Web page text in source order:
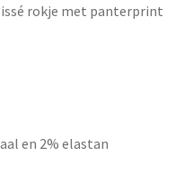
rokje met panterprint
en 2% elastan